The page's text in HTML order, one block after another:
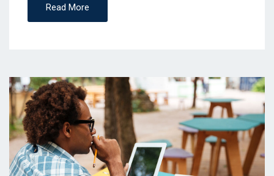
Read More